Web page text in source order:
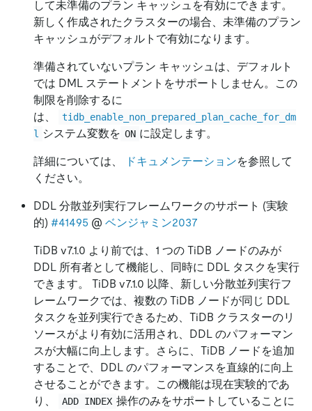
して未準備のプラン キャッシュを有効にできます。
新しく作成されたクラスターの場合、未準備のプラン
キャッシュがデフォルトで有効になります。
準備されていないプラン キャッシュは、デフォルト
では DML ステートメントをサポートしません。この
制限を削除するに
は、
tidb_enable_non_prepared_plan_cache_for_dm
l
システム変数を ON に設定します。
詳細については、 ドキュメンテーションを参照して
ください。
DDL 分散並列実行フレームワークのサポート (実験
的) #41495 @ ベンジャミン2037
TiDB v7.1.0 より前では、1 つの TiDB ノードのみが
DDL 所有者として機能し、同時に DDL タスクを実行
できます。 TiDB v7.1.0 以降、新しい分散並列実行フ
レームワークでは、複数の TiDB ノードが同じ DDL
タスクを並列実行できるため、TiDB クラスターのリ
ソースがより有効に活用され、DDL のパフォーマン
スが大幅に向上します。さらに、TiDB ノードを追加
することで、DDL のパフォーマンスを直線的に向上
させることができます。この機能は現在実験的であ
り、
ADD INDEX 操作のみをサポートしていることに